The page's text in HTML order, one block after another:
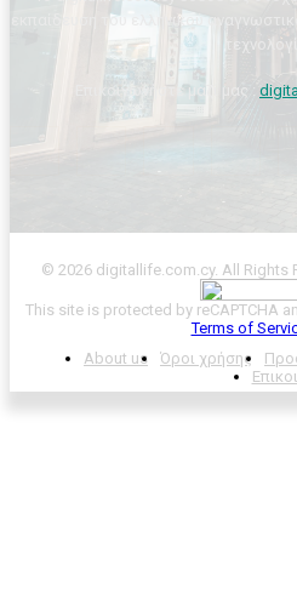
εκπαίδευση του ελληνικού
Επικοινωνήστε μαζί μας :
© 2026 digitallife.com.cy. All Rights
This site is protected by reCAPTCHA
Terms of
About us
Όροι χρήσης